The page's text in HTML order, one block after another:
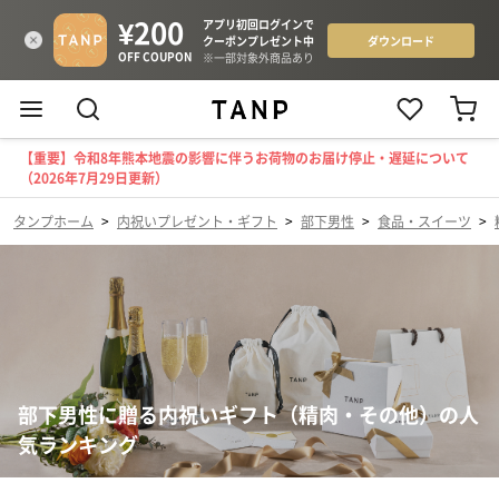
【重要】令和8年熊本地震の影響に伴うお荷物のお届け停止・遅延について
（2026年7月29日更新）
タンプホーム > 内祝いプレゼント・ギフト > 部下男性 > 食品・スイーツ >
部下男性に贈る内祝いギフト（精肉・その他）の人
気ランキング